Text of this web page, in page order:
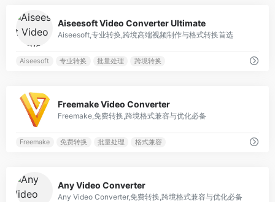
Aiseesoft Video Converter Ultimate
Aiseesoft,专业转换,跨境高端视频制作与格式转换首选
Aiseesoft 专业转换 批量处理 跨境转换
Freemake Video Converter
Freemake,免费转换,跨境格式兼容与优化必备
Freemake 免费转换 批量处理 格式兼容
Any Video Converter
Any Video Converter,免费转换,跨境格式兼容与优化必备